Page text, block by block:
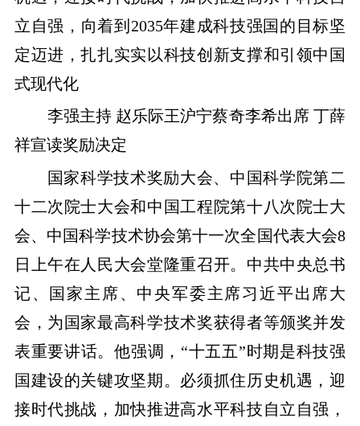
立自强，向着到2035年建成科技强国的目标坚
定迈进，扎扎实实以科技创新支撑和引领中国
式现代化
李强主持 赵乐际王沪宁蔡奇李希出席 丁薛
祥宣读奖励决定
国家科学技术奖励大会、中国科学院第二
十二次院士大会和中国工程院第十八次院士大
会、中国科学技术协会第十一次全国代表大会8
日上午在人民大会堂隆重召开。中共中央总书
记、国家主席、中央军委主席习近平出席大
会，为国家最高科学技术奖获得者等颁奖并发
表重要讲话。他强调，“十五五”时期是科技强
国建设的关键攻坚期。必须抓住历史机遇，迎
接时代挑战，加快推进高水平科技自立自强，